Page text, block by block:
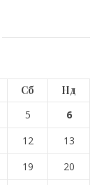
Сб
Нд
5
6
12
13
19
20